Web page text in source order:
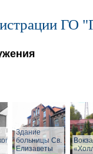
ГО
Здание
больницы Св.
Елизаветы